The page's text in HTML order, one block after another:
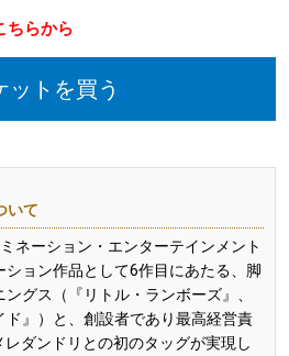
ちらから
ットを買う
いて
ネーション・エンターテインメント
ョン作品として6作目にあたる、脚
グス（『リトル・ランボーズ』、
ド』）と、創設者であり最高経営責
ダンドリとの初のタッグが実現し